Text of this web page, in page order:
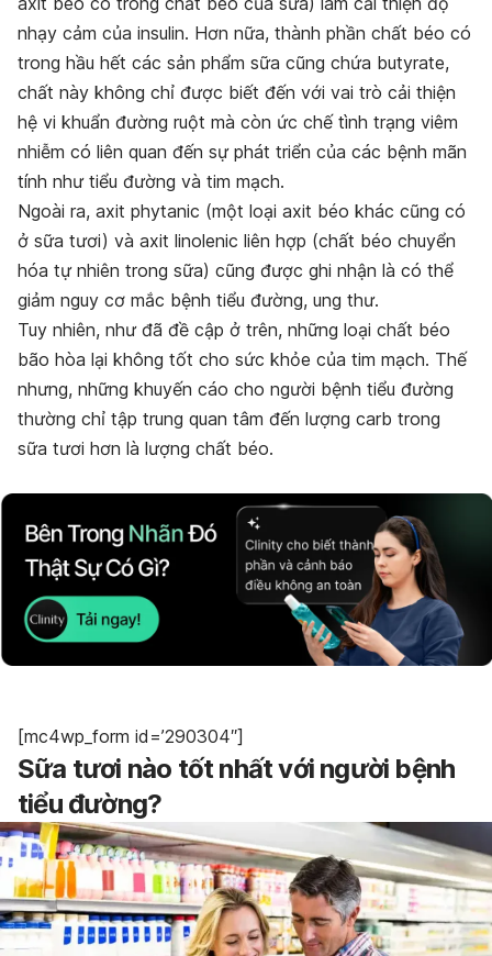
nhạy cảm của insulin. Hơn nữa, thành phần chất béo có
trong hầu hết các sản phẩm sữa cũng chứa butyrate,
chất này không chỉ được biết đến với vai trò cải thiện
hệ vi khuẩn đường ruột mà còn ức chế tình trạng viêm
nhiễm có liên quan đến sự phát triển của các bệnh mãn
tính như tiểu đường và tim mạch.
Ngoài ra, axit phytanic (một loại axit béo khác cũng có
ở sữa tươi) và axit linolenic liên hợp (chất béo chuyển
hóa tự nhiên trong sữa) cũng được ghi nhận là có thể
giảm nguy cơ mắc bệnh tiểu đường, ung thư.
Tuy nhiên, như đã đề cập ở trên, những loại chất béo
bão hòa lại không tốt cho sức khỏe của tim mạch. Thế
nhưng, những khuyến cáo cho người bệnh tiểu đường
thường chỉ tập trung quan tâm đến lượng carb trong
sữa tươi hơn là lượng chất béo.
[mc4wp_form id=’290304″]
Sữa tươi nào tốt nhất với người bệnh
tiểu đường?